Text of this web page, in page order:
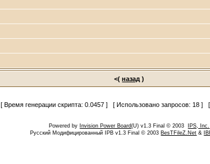
<(назад )
[ Время генерации скрипта: 0.0457 ] [ Использовано запросов: 18 ]
Powered by Invision Power Board(U) v1.3 Final © 2003
IPS, Inc.
Русский Модифицированный IPB v1.3 Final © 2003 BesTFileZ.Net &